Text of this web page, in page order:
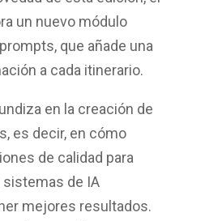
un nuevo módulo
, que añade una
a cada itinerario.
en la creación de
, es decir, en cómo
de calidad para
de IA
mejores resultados.